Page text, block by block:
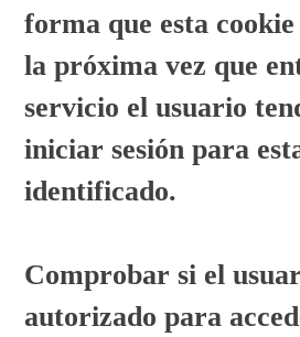
forma que esta
la próxima vez que
servicio el usuario
iniciar sesión para
identificado.
Comprobar si el
autorizado para